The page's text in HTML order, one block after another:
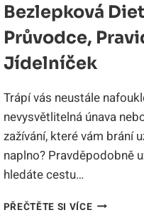
Bezlepková
Průvodce,
Jídelníček
Trápí vás neustále
nevysvětlitelná únava
zažívání, které vám brání
naplno? Pravděpodobně
hledáte cestu…
PŘEČTĚTE SI VÍCE